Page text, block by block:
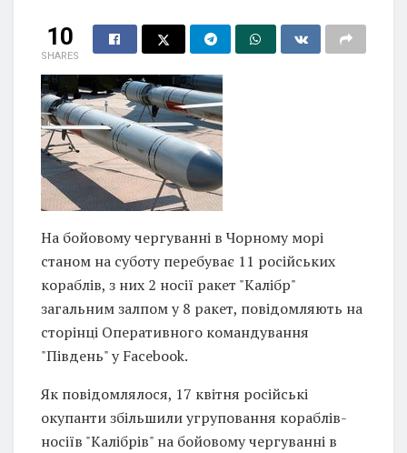
10
SHARES
На бойовому чергуванні в Чорному морі
станом на суботу перебуває 11 російських
кораблів, з них 2 носії ракет "Калібр"
загальним залпом у 8 ракет, повідомляють на
сторінці Оперативного командування
"Південь" у Facebook.
Як повідомлялося, 17 квітня російські
окупанти збільшили угруповання кораблів-
носіїв "Калібрів" на бойовому чергуванні в